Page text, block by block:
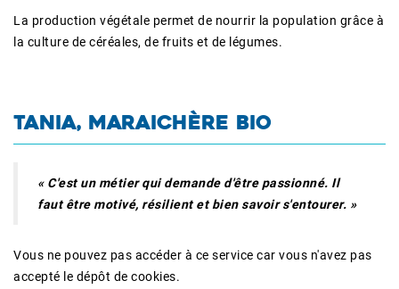
La production végétale permet de nourrir la population grâce à
la culture de céréales, de fruits et de légumes.
TANIA, MARAICHÈRE BIO
« C'est un métier qui demande d'être passionné. Il
faut être motivé, résilient et bien savoir s'entourer. »
Vous ne pouvez pas accéder à ce service car vous n'avez pas
accepté le dépôt de cookies.